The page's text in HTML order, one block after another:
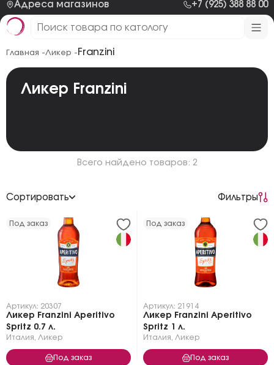
Адреса магазинов +7 (925) 388 88 00
Главная -Ликер - Franzini
Ликер Franzini
Всего найдено товаров: 2
Сортировать Фильтры
Под заказ
Артикул: 20307
Ликер Franzini Aperitivo
Spritz 0.7 л.
Италия Ликер
Под заказ
Под заказ
Артикул: 21914
Ликер Franzini Aperitivo
Spritz 1 л.
Италия Ликер
Под заказ